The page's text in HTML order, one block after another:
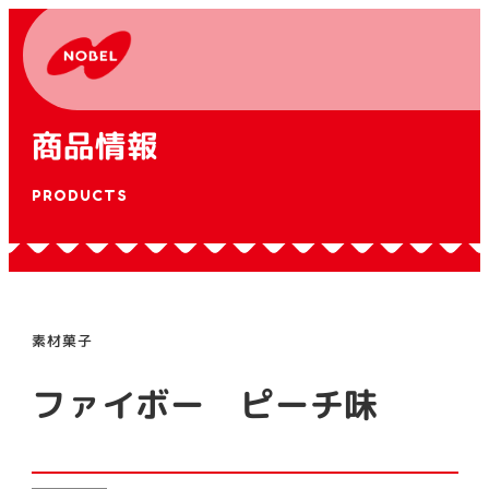
商品情報
PRODUCTS
素材菓子
ファイボー ピーチ味